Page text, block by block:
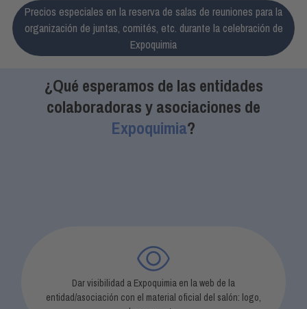
Precios especiales en la reserva de salas de reuniones para la
organización de juntas, comités, etc. durante la celebración de
Expoquimia
¿Qué esperamos de las entidades
colaboradoras y asociaciones de
Expoquimia?
Dar visibilidad a Expoquimia en la web de la
entidad/asociación con el material oficial del salón: logo,